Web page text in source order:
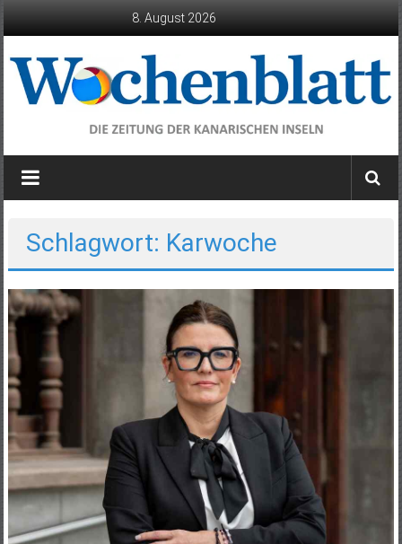
8. August 2026
Wochenblatt
die
Kanarischen
Inseln
Schlagwort: Karwoche